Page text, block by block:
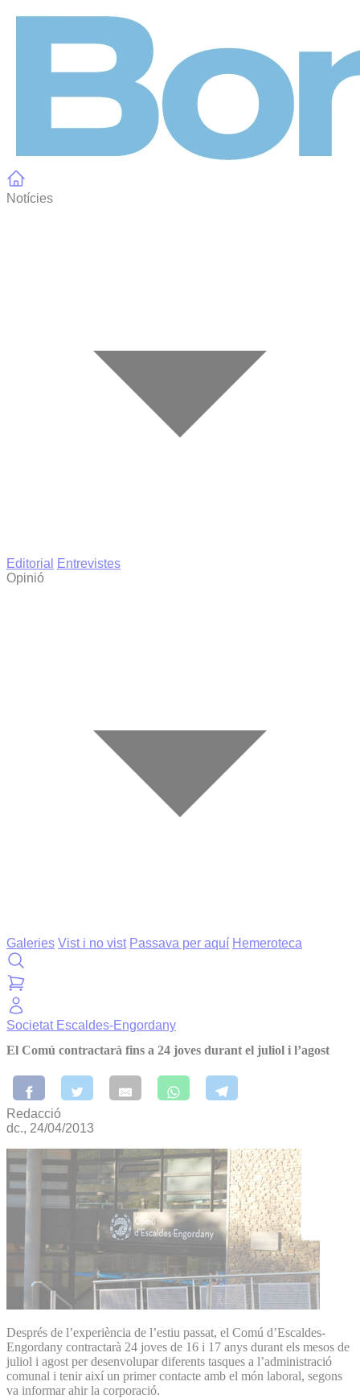
Notícies
Editorial
Entrevistes
Opinió
Galeries Vist i no vist Passava per aquí Hemeroteca
Societat Escaldes-Engordany
El Comú contractarà fins a 24 joves durant el juliol i l’agost
Redacció
dc., 24/04/2013
Després de l’experiència de l’estiu passat, el Comú d’Escaldes-
Engordany contractarà 24 joves de 16 i 17 anys durant els mesos de
juliol i agost per des­envolupar diferents tasques a l’administració
comunal i tenir així un primer contacte amb el món laboral, segons
va informar ahir la corporació.